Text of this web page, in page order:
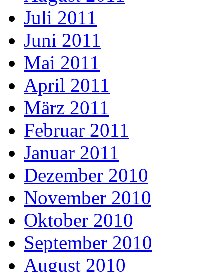
Juli 2011
Juni 2011
Mai 2011
April 2011
März 2011
Februar 2011
Januar 2011
Dezember 2010
November 2010
Oktober 2010
September 2010
August 2010